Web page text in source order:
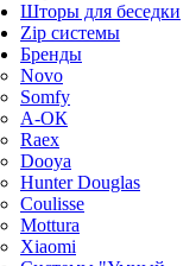
Шторы для беседки
Zip системы
Бренды
Novo
Somfy
А-ОК
Raex
Dooya
Hunter Douglas
Coulisse
Mottura
Xiaomi